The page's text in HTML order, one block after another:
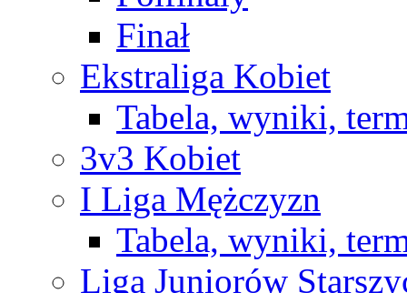
Finał
Ekstraliga Kobiet
Tabela, wyniki,
3v3 Kobiet
I Liga Mężczyzn
Tabela, wyniki,
Liga Juniorów